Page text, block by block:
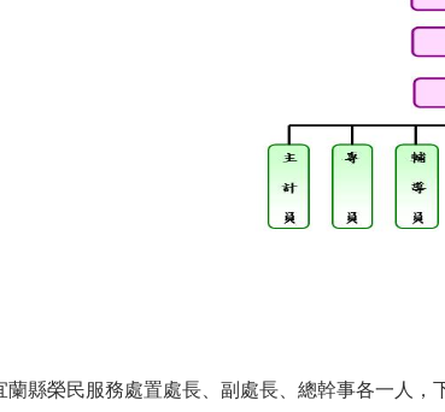
蘭縣榮民服務處置處長、副處長、總幹事各一人